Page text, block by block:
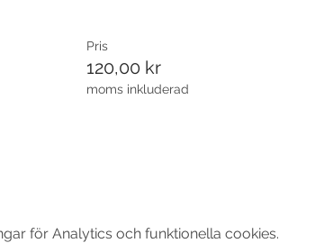
Pris
120,00 kr
moms inkluderad
för Analytics och funktionella cookies.